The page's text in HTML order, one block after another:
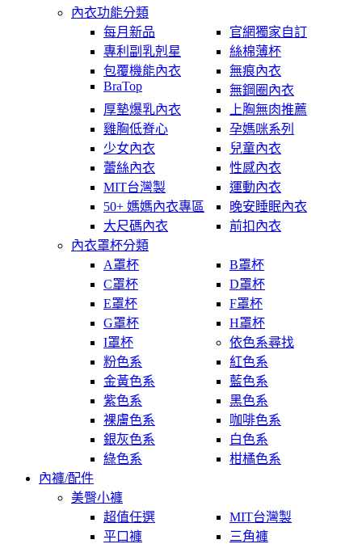
內衣功能分類
每月新品
官網獨家自訂
專利副乳剋星
絲棉薄杯
包覆機能內衣
無痕內衣
BraTop
無鋼圈內衣
厚墊爆乳內衣
上胸無肉推薦
雞胸低脊心
孕媽咪系列
少女內衣
兒童內衣
蕾絲內衣
性感內衣
MIT台灣製
運動內衣
50+ 媽媽內衣專區
晚安睡眠內衣
大尺碼內衣
前扣內衣
內衣罩杯分類
A罩杯
B罩杯
C罩杯
D罩杯
E罩杯
F罩杯
G罩杯
H罩杯
I罩杯
依色系尋找
粉色系
紅色系
金黃色系
藍色系
紫色系
黑色系
裸膚色系
咖啡色系
銀灰色系
白色系
綠色系
柑橘色系
內褲/配件
美臀小褲
超值任選
MIT台灣製
平口褲
三角褲